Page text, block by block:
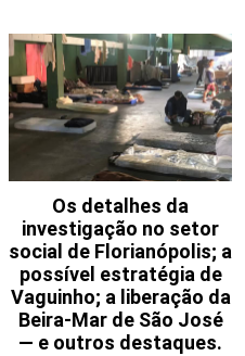
Os detalhes da
investigação no setor
social de Florianópolis; a
possível estratégia de
Vaguinho; a liberação da
Beira-Mar de São José
— e outros destaques.